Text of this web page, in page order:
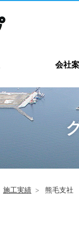
会社
施工実績 熊毛支社